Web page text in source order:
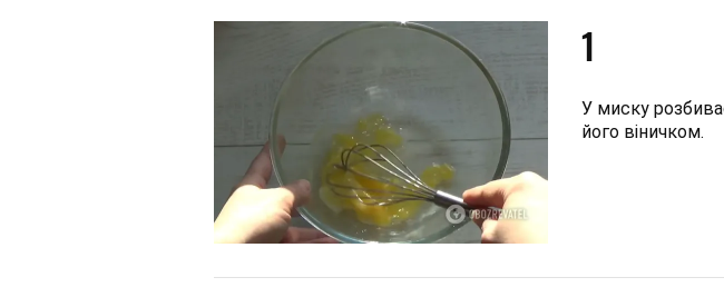
1
У миску
його віничком.